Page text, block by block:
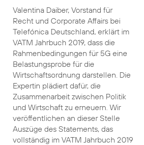
Valentina Daiber, Vorstand für
Recht und Corporate Affairs bei
Telefónica Deutschland, erklärt im
VATM Jahrbuch 2019, dass die
Rahmenbedingungen für 5G eine
Belastungsprobe für die
Wirtschaftsordnung darstellen. Die
Expertin plädiert dafür, die
Zusammenarbeit zwischen Politik
und Wirtschaft zu erneuern. Wir
veröffentlichen an dieser Stelle
Auszüge des Statements, das
vollständig im VATM Jahrbuch 2019